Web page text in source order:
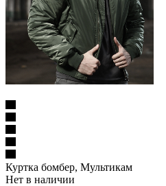
Куртка бомбер, Мультикам
Нет в наличии